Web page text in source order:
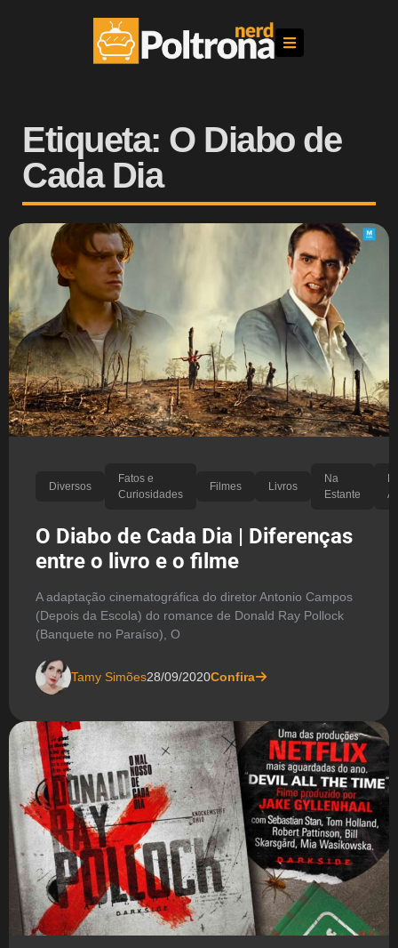
Etiqueta: O Diabo de
Cada Dia
Diversos
Fatos e
Curiosidades
Filmes Livros
Na
Estante
O Diabo de Cada Dia | Diferenças
entre o livro e o filme
A adaptação cinematográfica do diretor Antonio Campos
(Depois da Escola) do romance de Donald Ray Pollock
(Banquete no Paraíso), O
Tamy Simões28/09/2020Confira